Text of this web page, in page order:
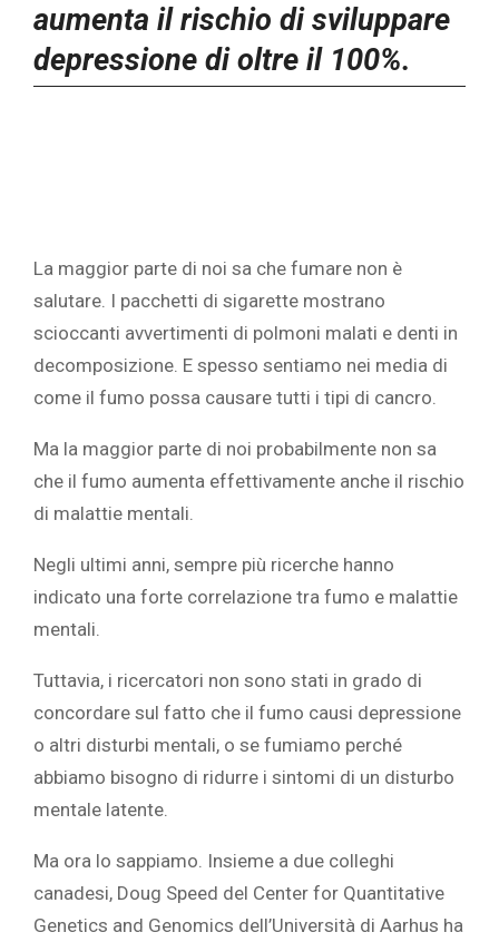
aumenta il rischio di sviluppare
depressione di oltre il 100%.
La maggior parte di noi sa che fumare non è
salutare. I pacchetti di sigarette mostrano
scioccanti avvertimenti di polmoni malati e denti in
decomposizione. E spesso sentiamo nei media di
come il fumo possa causare tutti i tipi di cancro.
Ma la maggior parte di noi probabilmente non sa
che il fumo aumenta effettivamente anche il rischio
di malattie mentali.
Negli ultimi anni, sempre più ricerche hanno
indicato una forte correlazione tra fumo e malattie
mentali.
Tuttavia, i ricercatori non sono stati in grado di
concordare sul fatto che il fumo causi depressione
o altri disturbi mentali, o se fumiamo perché
abbiamo bisogno di ridurre i sintomi di un disturbo
mentale latente.
Ma ora lo sappiamo. Insieme a due colleghi
canadesi, Doug Speed del Center for Quantitative
Genetics and Genomics dell’Università di Aarhus ha